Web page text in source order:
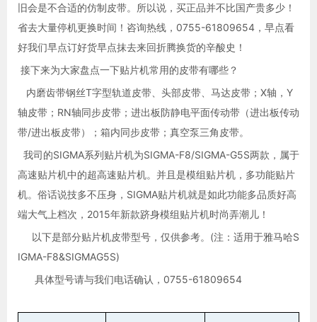
旧会是不合适的仿制皮带。所以说，买正品并不比国产贵多少！
省去大量停机更换时间！咨询热线，0755-61809654，早点看
好我们早点订好货早点抹去来回折腾换货的辛酸史！
接下来为大家盘点一下贴片机常用的皮带有哪些？
内磨齿带钢丝T字型轨道皮带、头部皮带、马达皮带；X轴，Y
轴皮带；RN轴同步皮带；进出板防静电平面传动带（进出板传动
带/进出板皮带）；箱内同步皮带；真空泵三角皮带。
我司的SIGMA系列贴片机为SIGMA-F8/SIGMA-G5S两款，属于
高速贴片机中的超高速贴片机。并且是模组贴片机，多功能贴片
机。俗话说技多不压身，SIGMA贴片机就是如此功能多品质好高
端大气上档次，2015年新款跻身模组贴片机时尚弄潮儿！
以下是部分贴片机皮带型号，仅供参考。(注：适用于雅马哈S
IGMA-F8&SIGMAG5S)
具体型号请与我们电话确认，0755-61809654